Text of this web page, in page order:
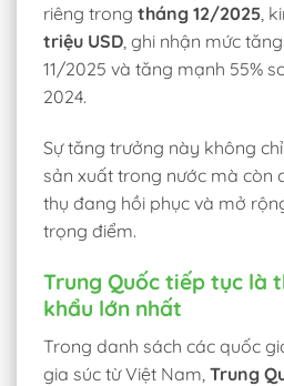
riêng trong tháng 12/2025,
triệu USD, ghi nhận mức
11/2025 và tăng mạnh 55%
2024.
Sự tăng trưởng này không
sản xuất trong nước mà còn
thụ đang hồi phục và mở
trọng điểm.
Trung Quốc tiếp tục là
khẩu lớn nhất
Trong danh sách các quốc
gia súc từ Việt Nam, Trung